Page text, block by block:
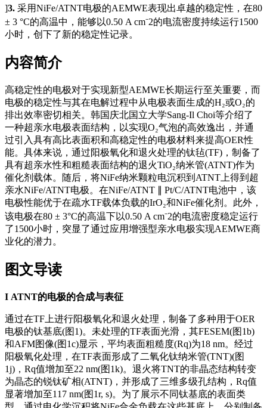
]3. 采用NiFe/ATNT电极的AEMWE表现出卓越的稳定性，在80
± 3 °C的高温中，能够以0.50 A cm⁻2的电流密度持续运行1500
小时，创下了新的稳定性记录。
内容简介
高稳定性的电极对于实现新型AEMWE长期运行至关重要，而
电极的稳定性与其在电解过程中从电极表面生成的H₂或O₂的
排出效率密切相关。韩国庆北国立大学Sang‑Il Choi等介绍了
一种超亲水电极表面结构，以实现O₂气泡的高效逸出，并通
过引入具有高比表面积和高稳定性的电极材料来提高OER性
能。具体来说，通过阳极氧化和退火处理的钛毡(TF)，制备了
具有超亲水性和粗糙表面结构的退火TiO₂纳米管(ATNT)作为
催化剂载体。随后，将NiFe纳米颗粒电沉积到ATNT上得到超
亲水NiFe/ATNT电极。在NiFe/ATNT ∥ Pt/C/ATNT电池中，该
电极性能优于在疏水TF载体负载的IrO₂和NiFe催化剂。此外，
该电极在80 ± 3°C的高温下以0.50 A cm⁻2的电流密度稳定运行
了1500小时，突显了通过应用增强型亲水电极实现AEMWE商
业化的潜力。
图文导读
I ATNT的电极的合成与表征
通过在TF上进行阳极氧化和退火处理，制备了多种用于OER
电极的钛基底(图1)。未处理的TF表面光滑，其FESEM(图1b)
和AFM图像(图1c)显示，平均表面粗糙度(Rq)为18 nm。经过
阳极氧化处理，在TF表面形成了二氧化钛纳米管(TNT)(图
1j)，Rq值增加至22 nm(图1k)。退火将TNT的非晶态结构转变
为晶态的锐钛矿相(ATNT)，并形成了三维多级孔结构，Rq值
显著增加至117 nm(图1r, s)。为了展示不同钛基底的表面类